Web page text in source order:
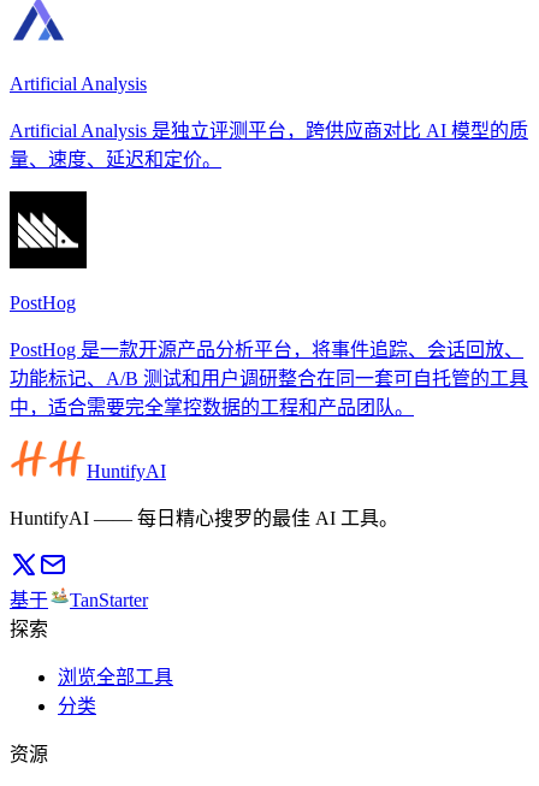
Artificial Analysis
Artificial Analysis 是独立评测平台，跨供应商对比 AI 模型的质
量、速度、延迟和定价。
PostHog
PostHog 是一款开源产品分析平台，将事件追踪、会话回放、
功能标记、A/B 测试和用户调研整合在同一套可自托管的工具
中，适合需要完全掌控数据的工程和产品团队。
HuntifyAI
HuntifyAI —— 每日精心搜罗的最佳 AI 工具。
基于
TanStarter
探索
浏览全部工具
分类
资源